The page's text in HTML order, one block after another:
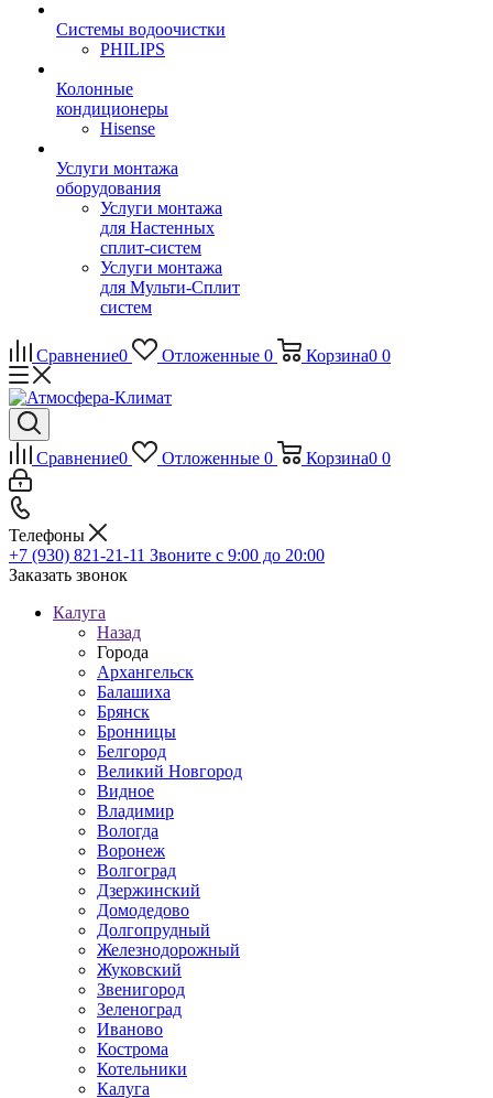
Системы водоочистки
PHILIPS
Колонные
кондиционеры
Hisense
Услуги монтажа
оборудования
Услуги монтажа
для Настенных
сплит-систем
Услуги монтажа
для Мульти-Сплит
систем
Сравнение0 Отложенные 0 Корзина0 0
Сравнение0 Отложенные 0 Корзина0 0
Телефоны
+7 (930) 821-21-11 Звоните с 9:00 до 20:00
Заказать звонок
Калуга
Назад
Города
Архангельск
Балашиха
Брянск
Бронницы
Белгород
Великий Новгород
Видное
Владимир
Вологда
Воронеж
Волгоград
Дзержинский
Домодедово
Долгопрудный
Железнодорожный
Жуковский
Звенигород
Зеленоград
Иваново
Кострома
Котельники
Калуга